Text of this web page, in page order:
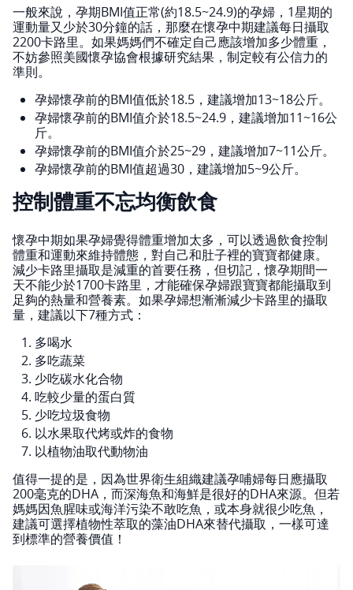
一般來說，孕期BMI值正常(約18.5~24.9)的孕婦，1星期的
運動量又少於30分鐘的話，那麼在懷孕中期建議每日攝取
2200卡路里。如果媽媽們不確定自己應該增加多少體重，
不妨參照美國懷孕協會根據研究結果，制定較有公信力的
準則。
孕婦懷孕前的BMI值低於18.5，建議增加13~18公斤。
孕婦懷孕前的BMI值介於18.5~24.9，建議增加11~16公
斤。
孕婦懷孕前的BMI值介於25~29，建議增加7~11公斤。
孕婦懷孕前的BMI值超過30，建議增加5~9公斤。
控制體重不忘均衡飲食
懷孕中期如果孕婦覺得體重增加太多，可以透過飲食控制
體重和運動來維持體態，對自己和肚子裡的寶寶都健康。
減少卡路里攝取是減重的首要任務，但切記，懷孕期間一
天不能少於1700卡路里，才能確保孕婦跟寶寶都能攝取到
足夠的熱量和營養素。如果孕婦想漸漸減少卡路里的攝取
量，建議以下7種方式：
多喝水
多吃蔬菜
少吃碳水化合物
吃較少量的蛋白質
少吃垃圾食物
以水果取代烤或炸的食物
以植物油取代動物油
值得一提的是，因為世界衛生組織建議孕哺婦每日應攝取
200毫克的DHA，而深海魚和海鮮是很好的DHA來源。但若
媽媽因魚腥味或海洋污染不敢吃魚，或本身就很少吃魚，
建議可選擇植物性萃取的藻油DHA來替代攝取，一樣可達
到標準的營養價值！